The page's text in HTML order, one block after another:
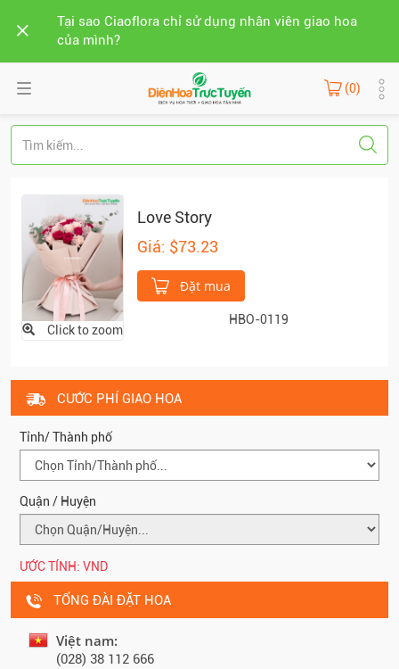
Tại sao Ciaoflora chỉ sử dụng nhân viên giao hoa
của mình?
(0)
Click to zoom
Love Story
Giá: $73.23
Đặt mua
HBO-0119
CƯỚC PHÍ GIAO HOA
Tỉnh/ Thành phố
Quận / Huyện
ƯỚC TÍNH: VND
TỔNG ĐÀI ĐẶT HOA
Việt nam:
(028) 38 112 666